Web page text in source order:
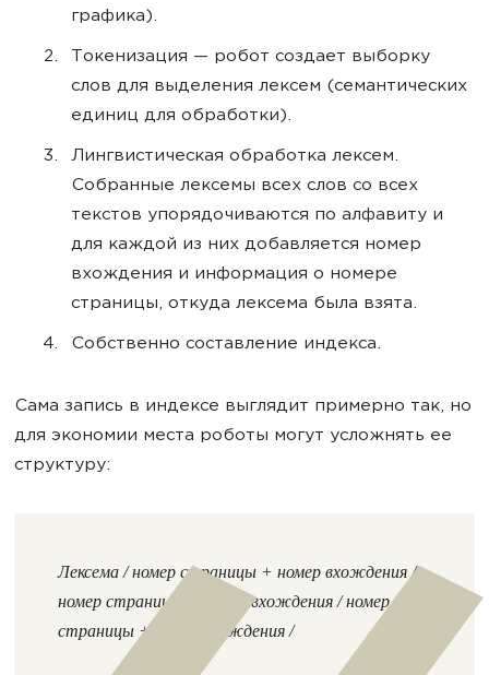
графика).
Токенизация — робот создает выборку
слов для выделения лексем (семантических
единиц для обработки).
Лингвистическая обработка лексем.
Собранные лексемы всех слов со всех
текстов упорядочиваются по алфавиту и
для каждой из них добавляется номер
вхождения и информация о номере
страницы, откуда лексема была взята.
Собственно составление индекса.
Сама запись в индексе выглядит примерно так, но
для экономии места роботы могут усложнять ее
структуру:
Лексема / номер страницы + номер вхождения /
номер страницы + номер вхождения / номер
страницы + номер вхождения /